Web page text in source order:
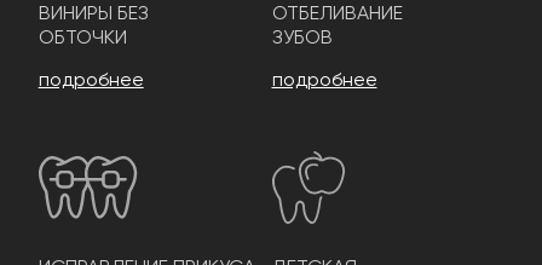
ВИНИРЫ БЕЗ
ОБТОЧКИ
подробнее
ОТБЕЛИВАНИЕ
ЗУБОВ
подробнее